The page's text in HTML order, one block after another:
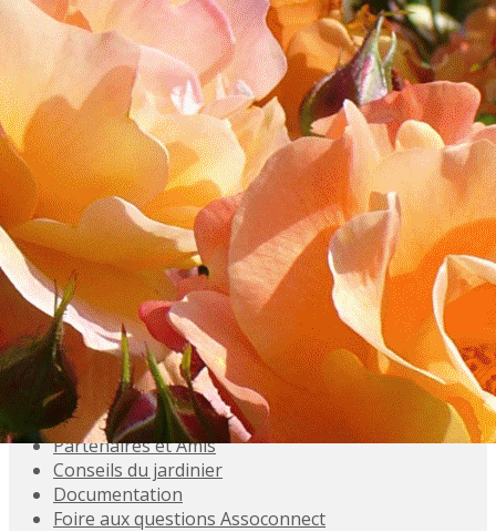
Exporter les lignes sélectionnées
Exporter toutes les colonnes
Exporter uniquement les colonnes affichées
Menu
<
>
Accueil
Présentation
Activités
Adhésions
Évènements à venir
Agenda
Souvenez-vous
Inscriptions aux Sorties
Galeries photo
Partenaires et Amis
Conseils du jardinier
Documentation
Foire aux questions Assoconnect